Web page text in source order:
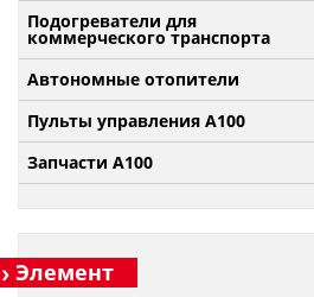
Подогреватели для
коммерческого транспорта
Автономные отопители
Пульты управления A100
Запчасти А100
Элемент